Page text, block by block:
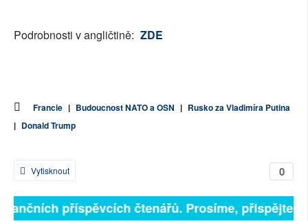
Podrobnosti v angličtině: ZDE
Francie | Budoucnost NATO a OSN | Rusko za Vladimíra Putina
| Donald Trump
0
Vytisknout
příspěvcích čtenářů. Prosíme, přispějte. ➥